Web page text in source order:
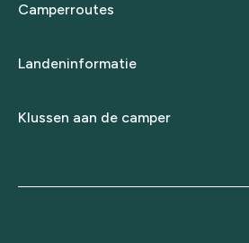
Camperroutes
Landeninformatie
Klussen aan de camper